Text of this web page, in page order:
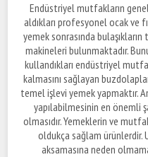
Endüstriyel mutfakların
aldıkları profesyonel ocak ve
yemek sonrasında
makineleri bulunmaktadır.
kullandıkları endüstriyel
kalmasını sağlayan
temel işlevi yemek yapmaktır.
yapılabilmesinin en önemli
olmasıdır. Yemeklerin ve
oldukça sağlam ürünlerdir.
aksamasına neden